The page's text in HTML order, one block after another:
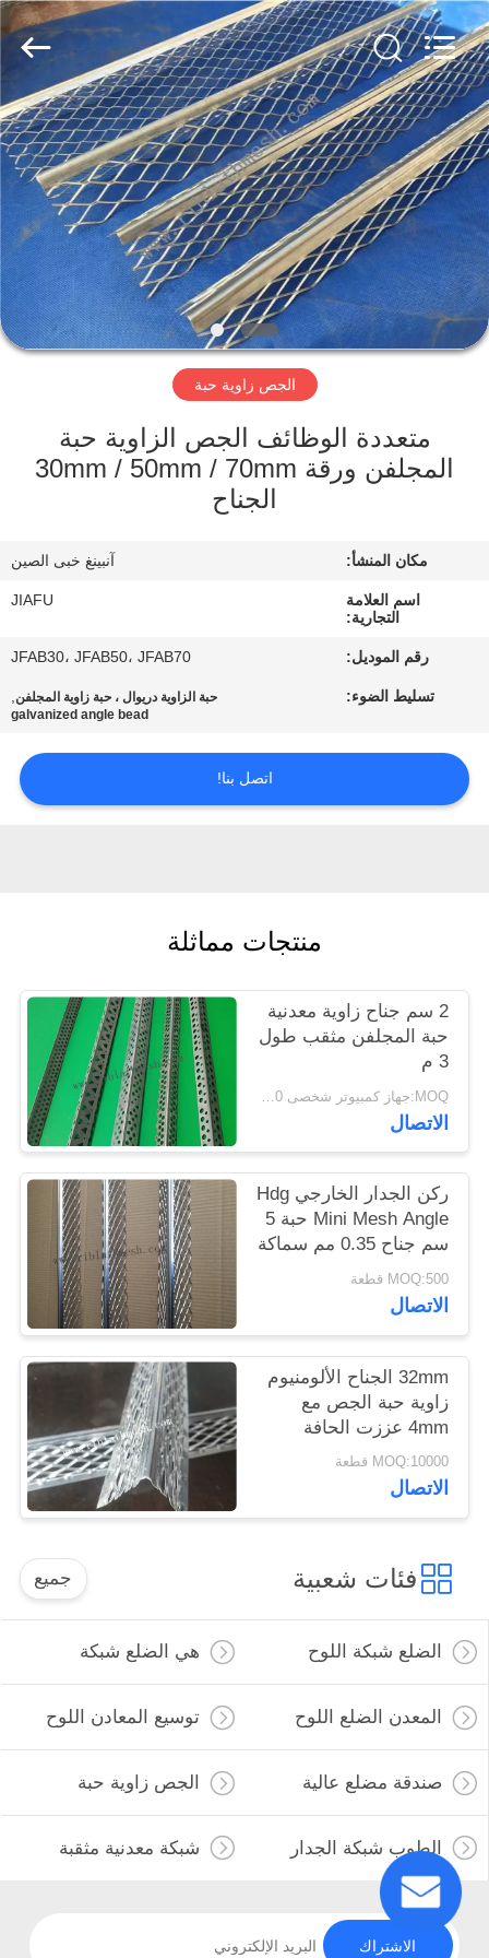
الصفحة
الرئيسية
منتجات
معلومات
عنا
المعمل
مراقبة
اتصل
اطلب
اقتباس
POLICY
COUNTY
JIAFU
WIRE
MESH
MANUFACTURING
CO.,LTD.
All
Rights
Reserved.
الجص زاوية حبة
متعددة الوظائف الجص الزاوية حبة
المجلفن ورقة 30mm / 50mm / 70mm
الجناح
مكان المنشأ: آنبينغ خبى الصين
اسم العلامة
التجارية:
JIAFU
رقم الموديل: JFAB30، JFAB50، JFAB70
تسليط الضوء: حبة الزاوية دريوال ، حبة زاوية المجلفن,
galvanized angle bead
اتصل بنا!
منتجات مماثلة
2 سم جناح زاوية معدنية
حبة المجلفن مثقب طول
3 م
MOQ:جهاز كمبيوتر شخصى 1000
الاتصال
ركن الجدار الخارجي Hdg
Mini Mesh Angle حبة 5
سم جناح 0.35 مم سماكة
MOQ:500 قطعة
الاتصال
32mm الجناح الألومنيوم
زاوية حبة الجص مع
4mm عززت الحافة
MOQ:10000 قطعة
الاتصال
فئات شعبية جميع
الضلع شبكة اللوح هي الضلع شبكة
المعدن الضلع اللوح توسيع المعادن اللوح
صندقة مضلع عالية الجص زاوية حبة
الطوب شبكة الجدار شبكة معدنية مثقبة
الاشتراك